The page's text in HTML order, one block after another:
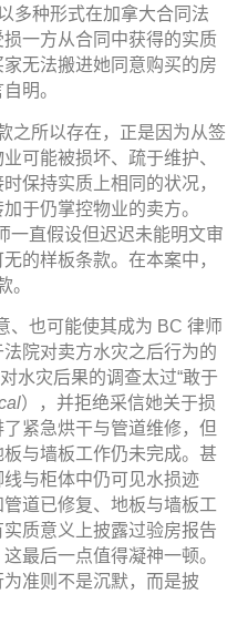
多种形式在加拿大合同法
一方从合同中获得的实质
家无法搬进她同意购买的房
明。
之所以存在，正是因为从签
可能被损坏、疏于维护、
保持实质上相同的状况，
于仍掌控物业的卖方。
一直假设但迟迟未能明文审
的样板条款。在本案中，
。
、也可能使其成为 BC 律师
院对卖方水灾之后行为的
水灾后果的调查太过“敢于
），并拒绝采信她关于损
紧急烘干与管道维修，但
与墙板工作仍未完成。甚
与柜体中仍可见水损迹
道已修复、地板与墙板工
质意义上披露过验房报告
最后一点值得凝神一顿。
准则不是沉默，而是披